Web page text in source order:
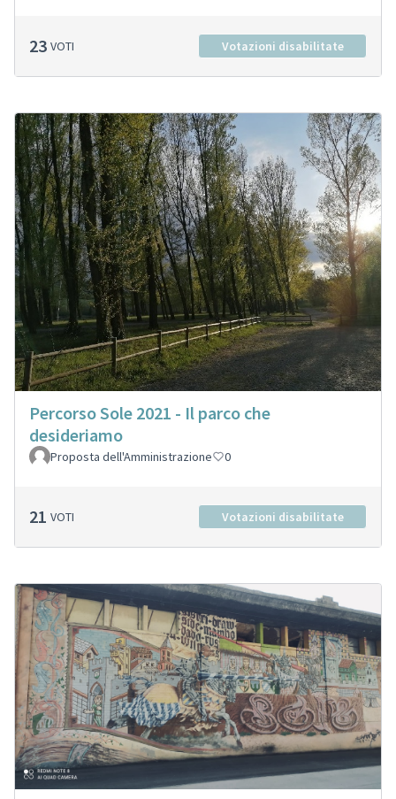
23 VOTI Votazioni disabilitate
Percorso Sole 2021 - Il parco che
desideriamo
Proposta dell'Amministrazione 0
21 VOTI Votazioni disabilitate